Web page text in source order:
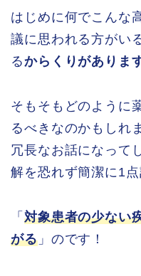
はじめに何でこんな
議に思われる方がい
るからくりがありま
そもそもどのように
るべきなのかもしれ
冗長なお話になって
解を恐れず簡潔に1点
「 対象患者の少ない
がる」のです！